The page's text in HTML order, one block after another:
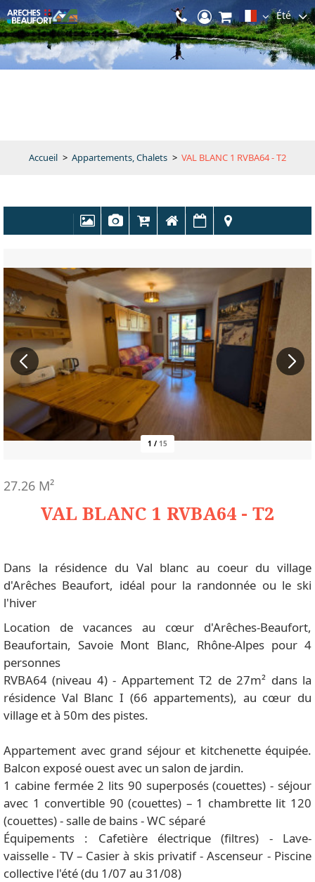
Été
Accueil > Appartements, Chalets > VAL BLANC 1 RVBA64 - T2
1 / 15
VAL BLANC 1 RVBA64 - T2
27.26 M²
Dans la résidence du Val blanc au coeur du village
d'Arêches Beaufort, idéal pour la randonnée ou le ski
l'hiver
Location de vacances au cœur d'Arêches-Beaufort,
Beaufortain, Savoie Mont Blanc, Rhône-Alpes pour 4
personnes
RVBA64 (niveau 4) - Appartement T2 de 27m² dans la
résidence Val Blanc I (66 appartements), au cœur du
village et à 50m des pistes.
Appartement avec grand séjour et kitchenette équipée.
Balcon exposé ouest avec un salon de jardin.
1 cabine fermée 2 lits 90 superposés (couettes) - séjour
avec 1 convertible 90 (couettes) – 1 chambrette lit 120
(couettes) - salle de bains - WC séparé
Équipements : Cafetière électrique (filtres) - Lave-
vaisselle - TV – Casier à skis privatif - Ascenseur - Piscine
collective l'été (du 1/07 au 31/08)